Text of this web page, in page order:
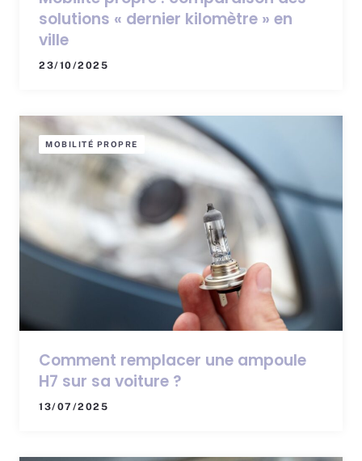
solutions « dernier kilomètre » en
ville
23/10/2025
MOBILITÉ PROPRE
Comment remplacer une ampoule
H7 sur sa voiture ?
13/07/2025